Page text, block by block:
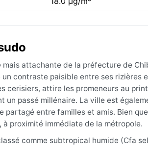
attachante de la préfecture de
contraste paisible entre ses rizières
cerisiers, attire les promeneurs au
un passé millénaire. La ville est
partagé entre familles et amis. Bien
proximité immédiate de la métropole.
comme subtropical humide (Cfa